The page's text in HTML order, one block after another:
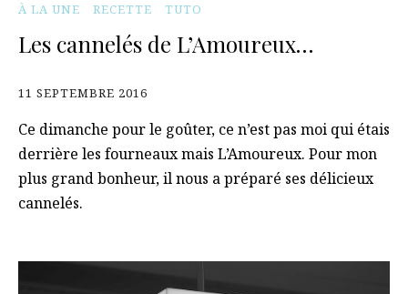
À LA UNE RECETTE TUTO
Les cannelés de L’Amoureux…
11 SEPTEMBRE 2016
Ce dimanche pour le goûter, ce n’est pas moi qui étais
derrière les fourneaux mais L’Amoureux. Pour mon
plus grand bonheur, il nous a préparé ses délicieux
cannelés.